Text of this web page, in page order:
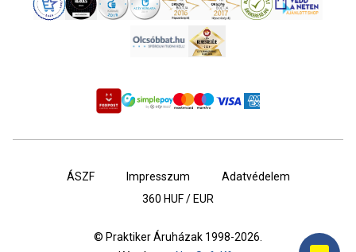
ÁSZF Impresszum
Adatvédelem
360 HUF / EUR
© Praktiker Áruházak 1998-2026.